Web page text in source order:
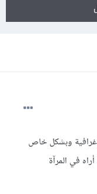
وبشكل خاص
في المرآة